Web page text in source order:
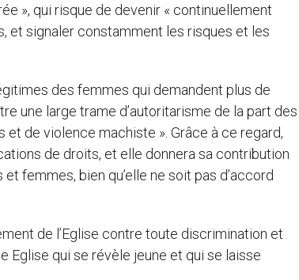
», qui risque de devenir « continuellement
et signaler constamment les risques et les
des femmes qui demandent plus de
une large trame d’autoritarisme de la part des
et de violence machiste ». Grâce à ce regard,
de droits, et elle donnera sa contribution
femmes, bien qu’elle ne soit pas d’accord
de l’Eglise contre toute discrimination et
Eglise qui se révèle jeune et qui se laisse